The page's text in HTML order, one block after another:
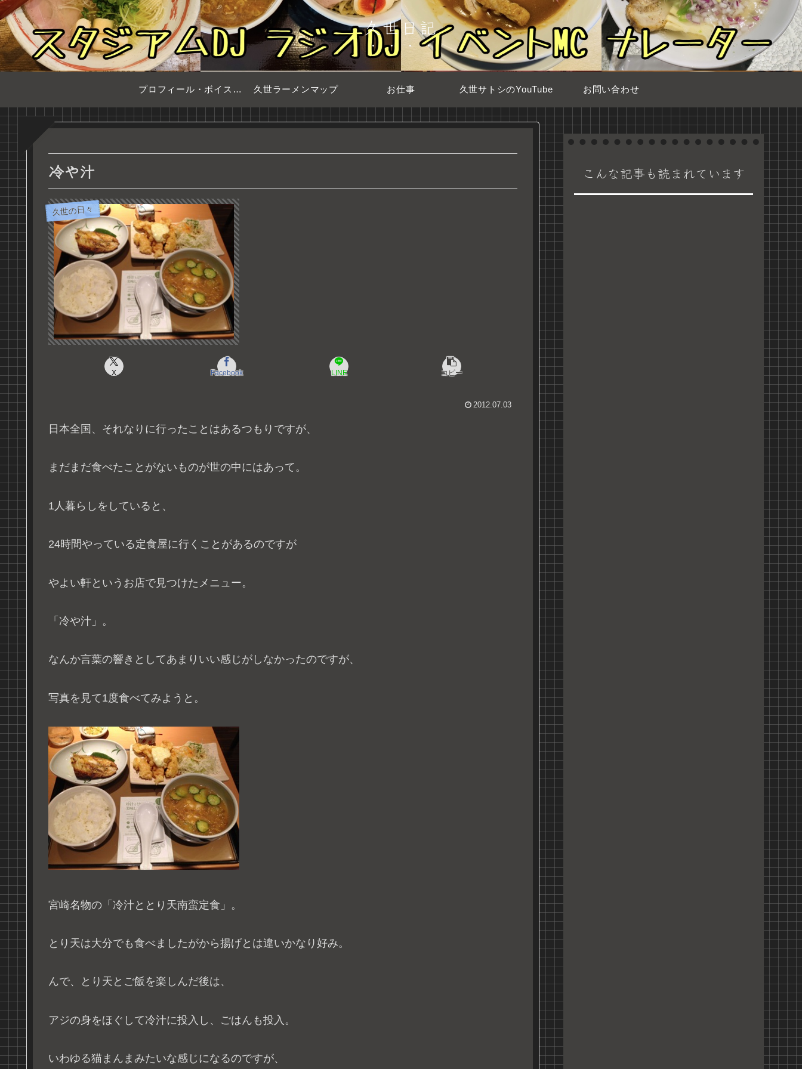
久世日記
プロフィール・ボイスサンプル 久世ラーメンマップ お仕事 久世サトシのYouTube お問い合わせ
冷や汁
久世の日々
X Facebook LINE コピー
2012.07.03
日本全国、それなりに行ったことはあるつもりですが、
まだまだ食べたことがないものが世の中にはあって。
1人暮らしをしていると、
24時間やっている定食屋に行くことがあるのですが
やよい軒というお店で見つけたメニュー。
「冷や汁」。
なんか言葉の響きとしてあまりいい感じがしなかったのですが、
写真を見て1度食べてみようと。
宮崎名物の「冷汁ととり天南蛮定食」。
とり天は大分でも食べましたがから揚げとは違いかなり好み。
んで、とり天とご飯を楽しんだ後は、
アジの身をほぐして冷汁に投入し、ごはんも投入。
いわゆる猫まんまみたいな感じになるのですが、
こんな記事も読まれています